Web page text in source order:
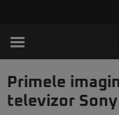
Primele
televizor Sony